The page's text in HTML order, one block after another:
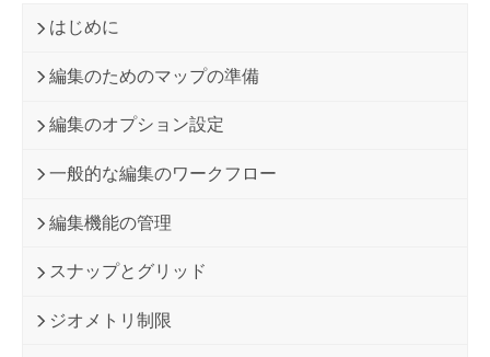
はじめに
編集のためのマップの準備
編集のオプション設定
一般的な編集のワークフロー
編集機能の管理
スナップとグリッド
ジオメトリ制限